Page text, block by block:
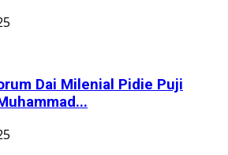
Dai Milenial Pidie Puji